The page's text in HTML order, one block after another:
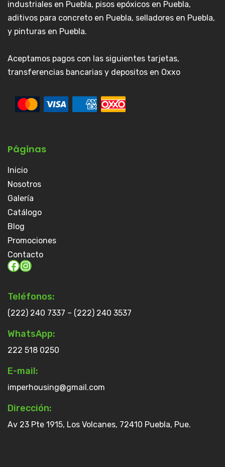
industriales en Puebla, pisos epóxicos en Puebla,
aditivos para concreto en Puebla, selladores en Puebla,
y pinturas en Puebla.
Aceptamos pagos con las siguientes tarjetas,
transferencias bancarias y depositos en Oxxo
Páginas
Inicio
Nosotros
Galería
Catálogo
Blog
Promociones
Contacto
Teléfonos:
(222) 240 7337 – (222) 240 3537
WhatsApp:
222 518 0250
E-mail:
imperhousing@gmail.com
Dirección:
Av 23 Pte 1915, Los Volcanes, 72410 Puebla, Pue.